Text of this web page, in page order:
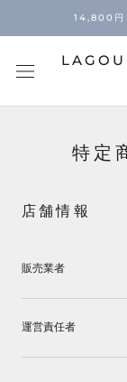
14,800円
特定
店舗情報
販売業者
運営責任者